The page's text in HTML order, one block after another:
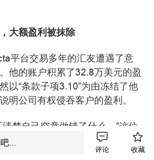
大额盈利被抹除
平台交易多年的汇友遭遇了意
他的账户积累了32.8万美元的盈
以“条款子项3.10”为由冻结了他
明公司有权侵吞客户的盈利。
清楚自己究竟做错了什么，”这位
“他们不允许我提取所有辛苦赚
我从未从这个平台成功提过一分
...
评论 收藏